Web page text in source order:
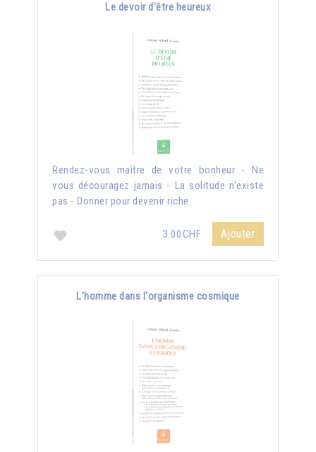
Le devoir d'être heureux
Rendez-vous maître de votre bonheur - Ne
vous découragez jamais - La solitude n'existe
pas - Donner pour devenir riche.
3.00CHF Ajouter
L'homme dans l'organisme cosmique